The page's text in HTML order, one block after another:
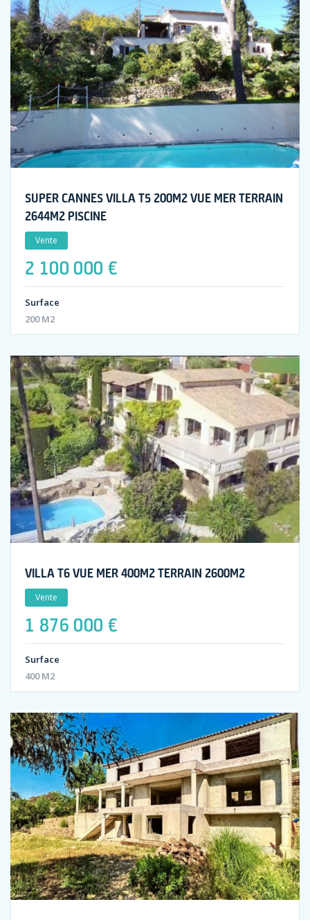
SUPER CANNES VILLA T5 200M2 VUE MER TERRAIN
2644M2 PISCINE
Vente
2 100 000 €
Surface
200 M2
VILLA T6 VUE MER 400M2 TERRAIN 2600M2
Vente
1 876 000 €
Surface
400 M2